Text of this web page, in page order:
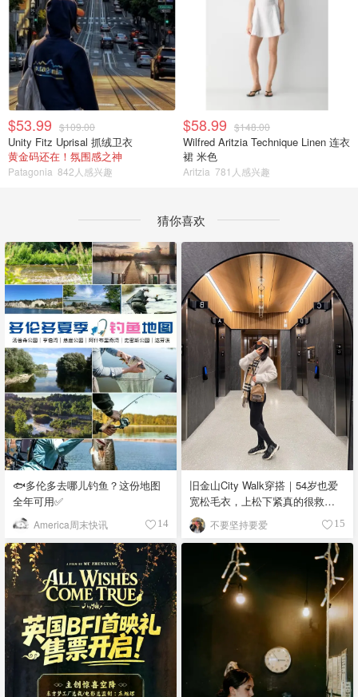
$53.99 $109.00
Unity Fitz Uprisal 抓绒卫衣
黄金码还在！氛围感之神
Patagonia 842人感兴趣
$58.99 $148.00
Wilfred Aritzia Technique Linen 连衣
裙 米色
Aritzia 781人感兴趣
猜你喜欢
🐟多伦多去哪儿钓鱼？这份地图
全年可用✅
America周末快讯 14
旧金山City Walk穿搭｜54岁也爱
宽松毛衣，上松下紧真的很救比
例
不要坚持要爱 15